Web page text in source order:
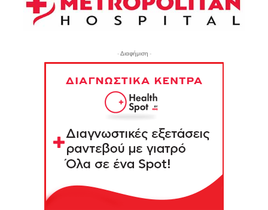
- Διαφήμιση -